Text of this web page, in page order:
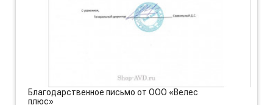
Благодарственное письмо от ООО «Велес
плюс»